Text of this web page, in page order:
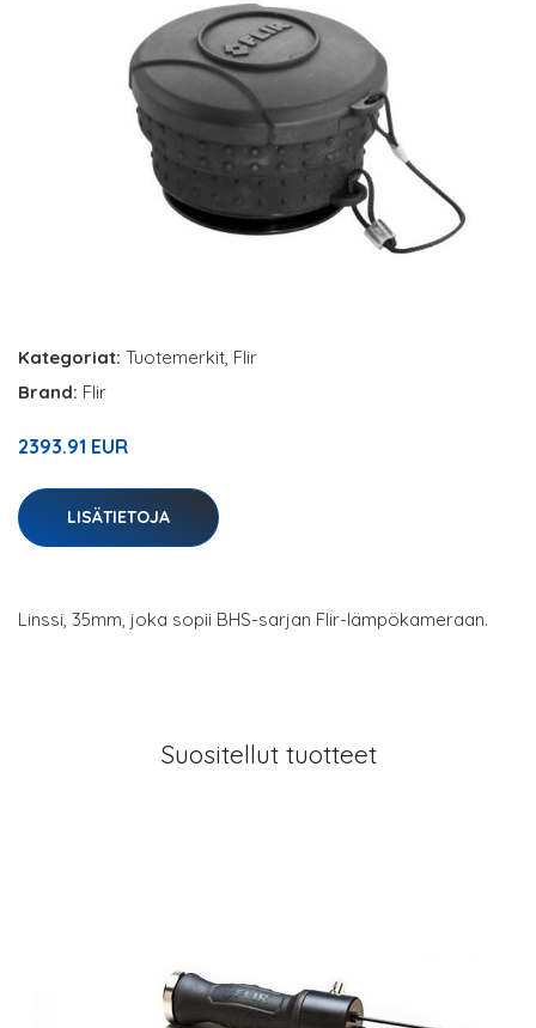
Kategoriat: Tuotemerkit, Flir
Brand: Flir
2393.91 EUR
LISÄTIETOJA
Linssi, 35mm, joka sopii BHS-sarjan Flir-lämpökameraan.
Suositellut tuotteet